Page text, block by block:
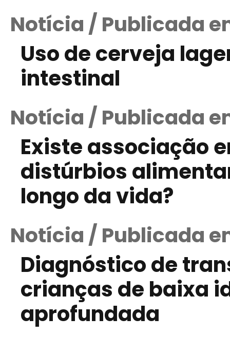
Notícia / Publicada
Uso de cerveja
intestinal
Notícia / Publicada
Existe associação
distúrbios
longo da vida?
Notícia / Publicada
Diagnóstico de
crianças de baixa
aprofundada